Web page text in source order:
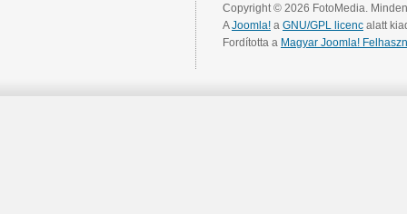
Copyright © 2026 FotoMedia.
AJoomla! a GNU/GPL licenc alatt
Fordította a Magyar Joomla!